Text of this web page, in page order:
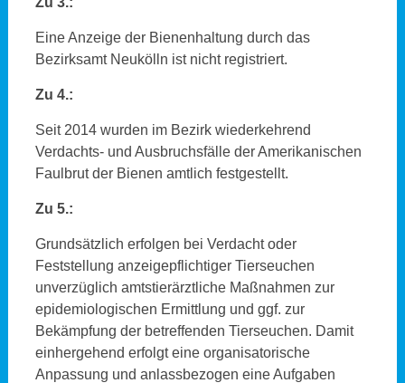
Eine Anzeige der Bienenhaltung durch das
Bezirksamt Neukölln ist nicht registriert.
Zu 4.:
Seit 2014 wurden im Bezirk wiederkehrend
Verdachts- und Ausbruchsfälle der Amerikanischen
Faulbrut der Bienen amtlich festgestellt.
Zu 5.:
Grundsätzlich erfolgen bei Verdacht oder
Feststellung anzeigepflichtiger Tierseuchen
unverzüglich amtstierärztliche Maßnahmen zur
epidemiologischen Ermittlung und ggf. zur
Bekämpfung der betreffenden Tierseuchen. Damit
einhergehend erfolgt eine organisatorische
Anpassung und anlassbezogen eine Aufgaben